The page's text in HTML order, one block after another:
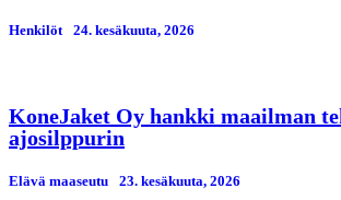
Henkilöt 24. kesäkuuta, 2026
KoneJaket Oy hankki maailman
ajosilppurin
Elävä maaseutu 23. kesäkuuta, 2026